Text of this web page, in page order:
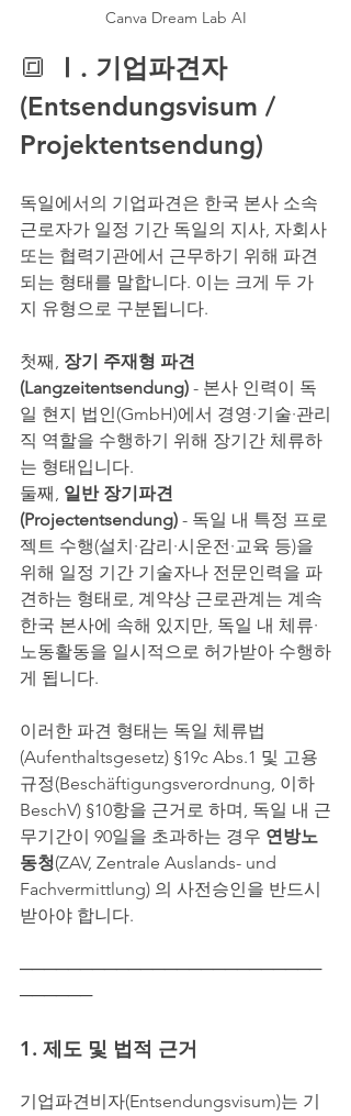
Canva Dream Lab AI
🔳
Ⅰ. 기업파견자
(Entsendungsvisum /
Projektentsendung)
독일에서의 기업파견은 한국 본사 소속
근로자가 일정 기간 독일의 지사, 자회사
또는 협력기관에서 근무하기 위해 파견
되는 형태를 말합니다. 이는 크게 두 가
지 유형으로 구분됩니다.
첫째, 장기 주재형 파견
(Langzeitentsendung) - 본사 인력이 독
일 현지 법인(GmbH)에서 경영·기술·관리
직 역할을 수행하기 위해 장기간 체류하
는 형태입니다.
둘째, 일반 장기파견
(Projectentsendung) - 독일 내 특정 프로
젝트 수행(설치·감리·시운전·교육 등)을
위해 일정 기간 기술자나 전문인력을 파
견하는 형태로, 계약상 근로관계는 계속
한국 본사에 속해 있지만, 독일 내 체류·
노동활동을 일시적으로 허가받아 수행하
게 됩니다.
이러한 파견 형태는 독일 체류법
(Aufenthaltsgesetz) §19c Abs.1 및 고용
규정(Beschäftigungsverordnung, 이하
BeschV) §10항을 근거로 하며, 독일 내 근
무기간이 90일을 초과하는 경우 연방노
동청(ZAV, Zentrale Auslands- und
Fachvermittlung) 의 사전승인을 반드시
받아야 합니다.
─────────────────────────
──────
1. 제도 및 법적 근거
기업파견비자(Entsendungsvisum)는 기